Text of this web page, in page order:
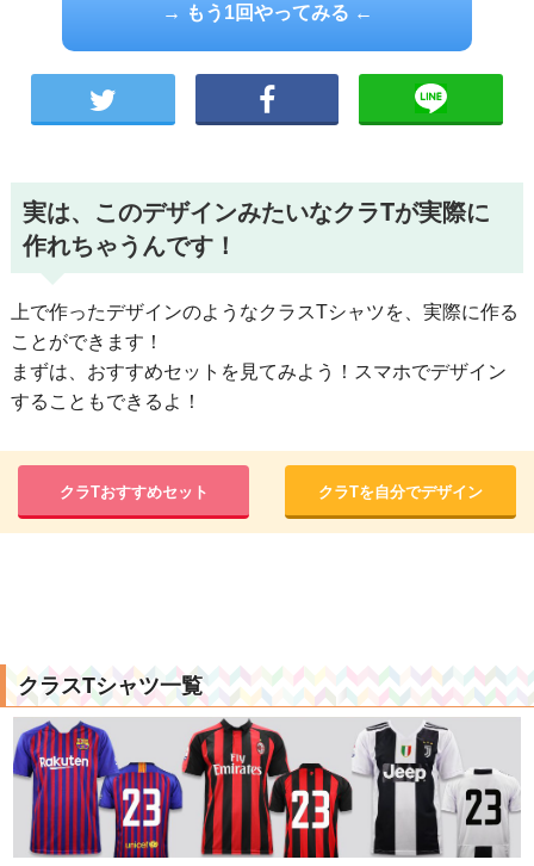
→ もう1回やってみる ←
実は、このデザインみたいなクラTが実際に
作れちゃうんです！
上で作ったデザインのようなクラスTシャツを、実際に作る
ことができます！
まずは、おすすめセットを見てみよう！スマホでデザイン
することもできるよ！
クラTおすすめセット クラTを自分でデザイン
クラスTシャツ一覧